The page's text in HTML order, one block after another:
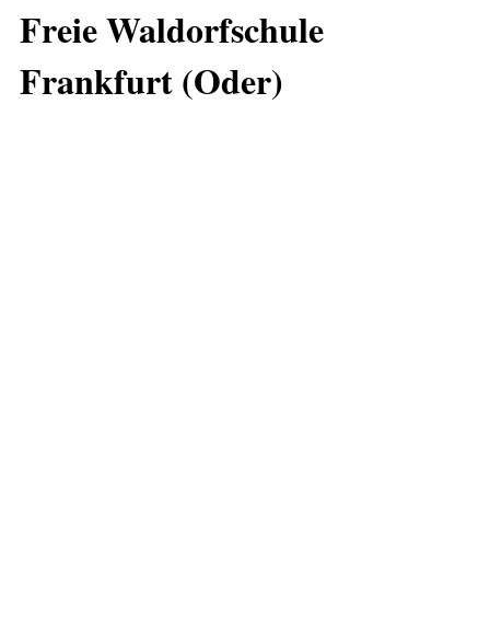
Freie Waldorfschule
Frankfurt (Oder)